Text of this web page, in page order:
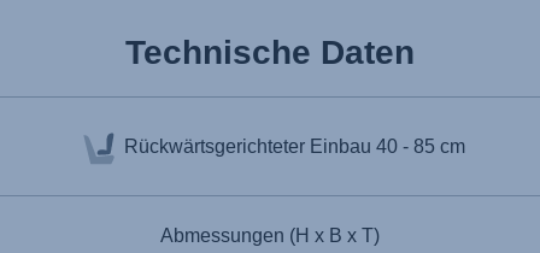
Technische Daten
Rückwärtsgerichteter Einbau 40 - 85 cm
Abmessungen (H x B x T)